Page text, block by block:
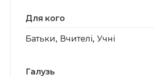
Для кого
Батьки, Вчителі, Учні
Галузь